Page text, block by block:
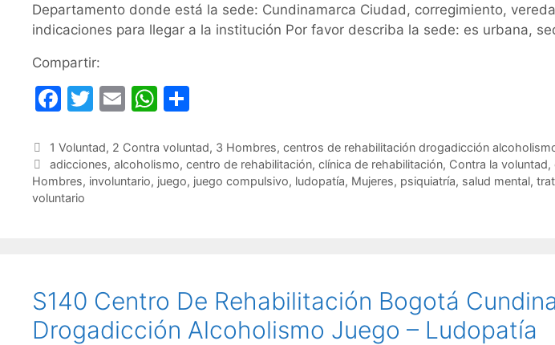
Departamento donde está la sede: Cundinamarca Ciudad, corregimiento,
indicaciones para llegar a la institución Por favor describa la sede: es urbana,
Compartir:
F
c
e
b
T
itt
er
E
ai
l
W
at
s
m
p
Categorías
1 Voluntad, 2 Contra voluntad, 3 Hombres, centros de rehabilitación drogadicción
Etiquetas
adicciones, alcoholismo, centro de rehabilitación, clínica de rehabilitación, Contra la voluntad,
Hombres, involuntario, juego, juego compulsivo, ludopatía, Mujeres, psiquiatría, salud mental,
voluntario
S140 Centro De Rehabilitación Bogotá
Drogadicción Alcoholismo Juego – Ludopatía